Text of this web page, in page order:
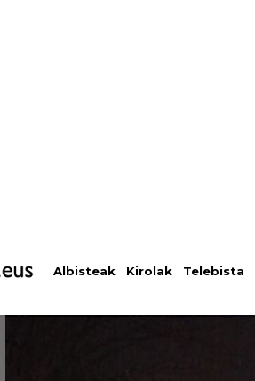
Albisteak Kirolak Telebista